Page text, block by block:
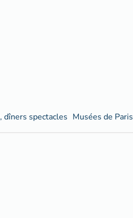
dîners spectacles Musées de Paris